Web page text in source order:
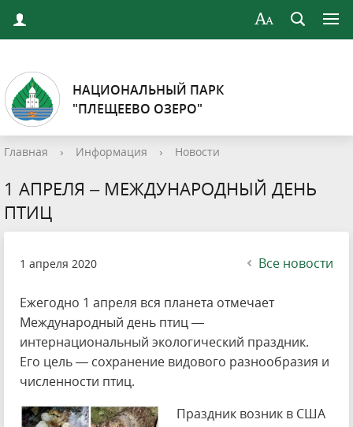
НАЦИОНАЛЬНЫЙ ПАРК
"ПЛЕЩЕЕВО ОЗЕРО"
Главная › Информация › Новости
1 АПРЕЛЯ – МЕЖДУНАРОДНЫЙ ДЕНЬ
ПТИЦ
1 апреля 2020 Все новости
Ежегодно 1 апреля вся планета отмечает
Международный день птиц —
интернациональный экологический праздник.
Его цель — сохранение видового разнообразия и
численности птиц.
Праздник возник в США